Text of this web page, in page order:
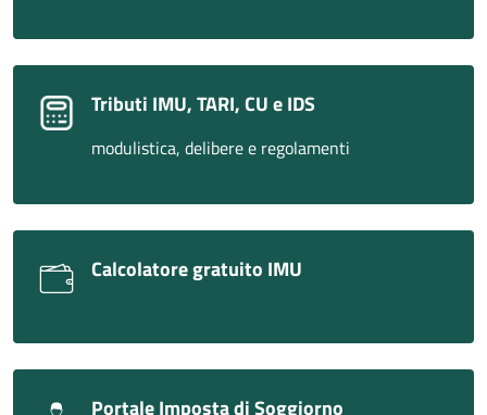
Tributi IMU, TARI, CU e IDS
modulistica, delibere e regolamenti
Calcolatore gratuito IMU
Portale Imposta di Soggiorno